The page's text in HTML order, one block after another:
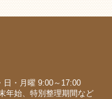
日・月曜 9:00～17:00
年始、特別整理期間など